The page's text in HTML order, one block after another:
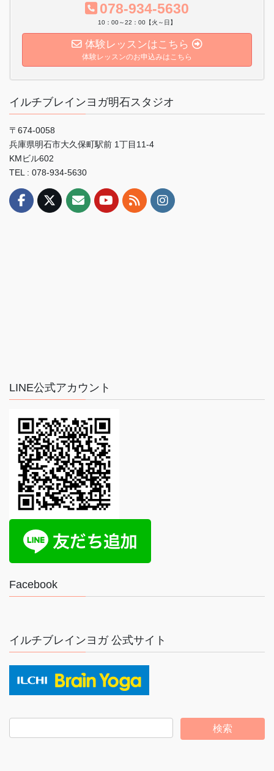
078-934-5630
10：00～22：00【火～日】
体験レッスンはこちら
体験レッスンのお申込みはこちら
イルチブレインヨガ明石スタジオ
〒674-0058
兵庫県明石市大久保町駅前 1丁目11-4
KMビル602
TEL : 078-934-5630
LINE公式アカウント
Facebook
イルチブレインヨガ 公式サイト